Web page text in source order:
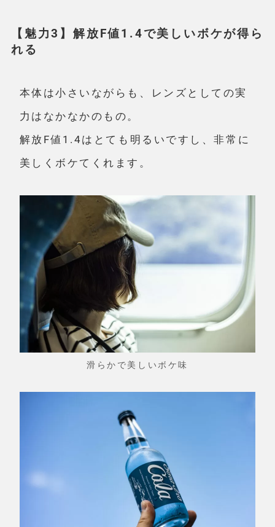
【魅力3】解放F値1.4で美しいボケが得ら
れる
本体は小さいながらも、レンズとしての実
力はなかなかのもの。
解放F値1.4はとても明るいですし、非常に
美しくボケてくれます。
滑らかで美しいボケ味